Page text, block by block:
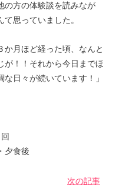
の方の体験談を読みなが
思っていました。
か月ほど経った頃、なんと
が！！それから今日までほ
日々が続いています！」
夕食後
次の記事